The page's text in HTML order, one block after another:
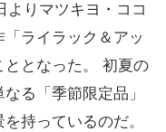
よりマツキヨ・ココ
ライラック＆アッ
となった。 初夏の
る「季節限定品」
持っているのだ。